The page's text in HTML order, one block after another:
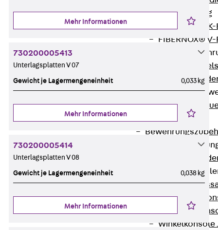
GFK-Bewehrung
Zurück
FIBERNOX® V-
Zurück
GRIPRIP®
Zurück
Winkelkonsole
Mehr Informationen
730200005413
Unterlagsplatten V 07
Gewicht je Lagermengeneinheit 0,033 kg
Mehr Informationen
730200005414
Unterlagsplatten V 08
Gewicht je Lagermengeneinheit 0,038 kg
Mehr Informationen